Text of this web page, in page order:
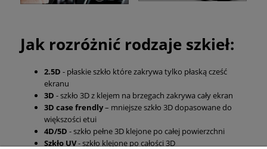
Jak rozróżnić rodzaje szkieł:
2.5D - płaskie szkło które zakrywa tylko płaską cześć
ekranu
3D - szkło 3D z klejem na brzegach zakrywa cały ekran
3D case frendly– mniejsze szkło 3D dopasowane do
większości etui
4D/5D - szkło pełne 3D klejone po całej powierzchni
Szkło UV- szkło klejone po całości 3D